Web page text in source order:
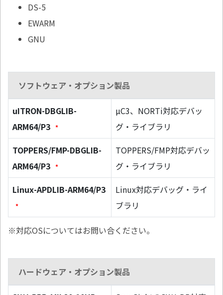
DS-5
EWARM
GNU
ソフトウェア・オプション製品
uITRON-DBGLIB-
ARM64/P3 *
µC3、NORTi対応デバッ
グ・ライブラリ
TOPPERS/FMP-DBGLIB-
ARM64/P3 *
TOPPERS/FMP対応デバッ
グ・ライブラリ
Linux-APDLIB-ARM64/P3
*
Linux対応デバッグ・ライ
ブラリ
※対応OSについてはお問い合ください。
ハードウェア・オプション製品